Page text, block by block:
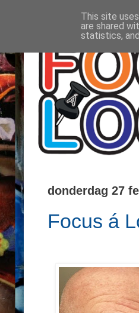
donderdag 27
Focus á
This site
are shared
statistics,